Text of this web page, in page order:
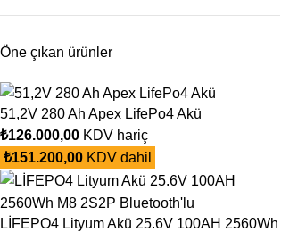
Öne çıkan ürünler
51,2V 280 Ah Apex LifePo4 Akü
₺126.000,00 KDV hariç
₺151.200,00 KDV dahil
LİFEPO4 Lityum Akü 25.6V 100AH 2560Wh